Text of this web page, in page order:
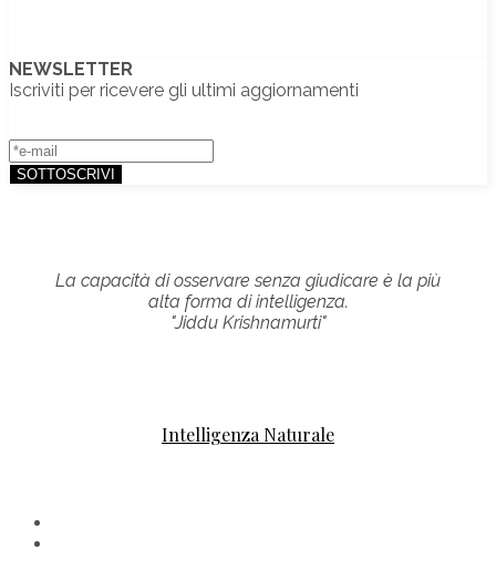
NEWSLETTER
Iscriviti per ricevere gli ultimi aggiornamenti
La capacità di osservare senza giudicare è la più
alta forma di intelligenza.
"Jiddu Krishnamurti"
Intelligenza Naturale